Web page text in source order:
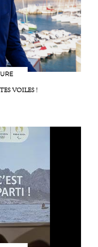
VOILES !